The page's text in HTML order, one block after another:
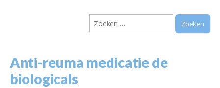
Vereniging
Arnhem e.o.
Zoeken
naar:
Anti-reuma medicatie de
biologicals